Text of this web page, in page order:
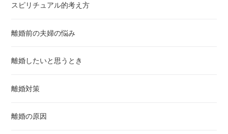
スピリチュアル的考え方
離婚前の夫婦の悩み
離婚したいと思うとき
離婚対策
離婚の原因